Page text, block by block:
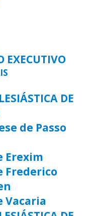
EXECUTIVO
DE
de Passo
Erexim
Frederico
Vacaria